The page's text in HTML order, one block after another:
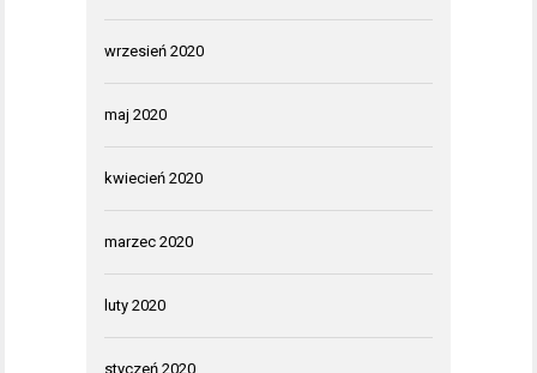
wrzesień 2020
maj 2020
kwiecień 2020
marzec 2020
luty 2020
styczeń 2020